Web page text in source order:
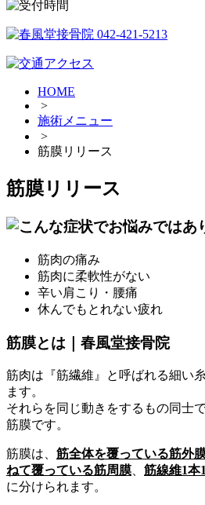
HOME
>
施術メニュー
>
筋膜リリース
筋膜リリース
筋肉の痛み
筋肉に柔軟性がない
辛い肩こり・腰痛
休んでもとれない疲れ
筋膜とは｜春風堂接骨院
筋肉は『筋繊維』と呼ばれる細い
ます。
それらを同じ動きをするもの同士
筋膜です。
筋膜は、 筋全体を覆っている筋外
ねて覆っている筋周膜
筋線維1本
に分けられます。